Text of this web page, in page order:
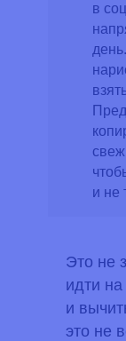
в
и не
Это не
идти
и
это не